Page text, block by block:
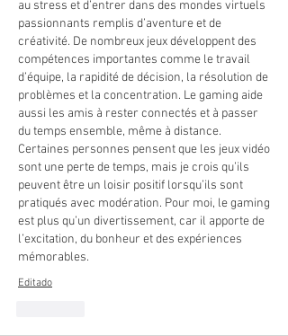
au stress et d’entrer dans des mondes virtuels
passionnants remplis d’aventure et de
créativité. De nombreux jeux développent des
compétences importantes comme le travail
d’équipe, la rapidité de décision, la résolution de
problèmes et la concentration. Le gaming aide
aussi les amis à rester connectés et à passer
du temps ensemble, même à distance.
Certaines personnes pensent que les jeux vidéo
sont une perte de temps, mais je crois qu’ils
peuvent être un loisir positif lorsqu’ils sont
pratiqués avec modération. Pour moi, le gaming
est plus qu’un divertissement, car il apporte de
l’excitation, du bonheur et des expériences
mémorables.
Editado